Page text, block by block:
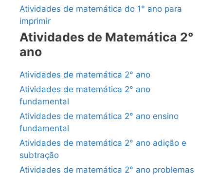
Atividades de matemática do 1° ano para
imprimir
Atividades de Matemática 2°
ano
Atividades de matemática 2° ano
Atividades de matemática 2° ano
fundamental
Atividades de matemática 2° ano ensino
fundamental
Atividades de matemática 2° ano adição e
subtração
Atividades de matemática 2° ano problemas